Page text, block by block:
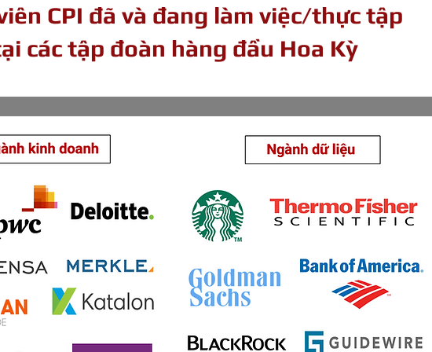
CPI đã và đang làm việc/thực tập
các tập đoàn hàng đầu Hoa Kỳ